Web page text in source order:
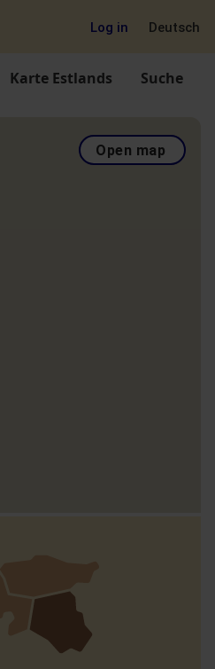
Log in Deutsch
Karte Estlands Suche
Open map